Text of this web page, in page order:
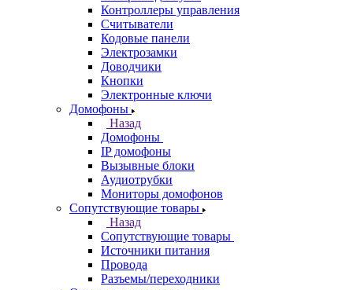
Контроллеры управления
Считыватели
Кодовые панели
Электрозамки
Доводчики
Кнопки
Электронные ключи
Домофоны
Назад
Домофоны
IP домофоны
Вызывные блоки
Аудиотрубки
Мониторы домофонов
Сопутствующие товары
Назад
Сопутствующие товары
Источники питания
Провода
Разъемы/переходники